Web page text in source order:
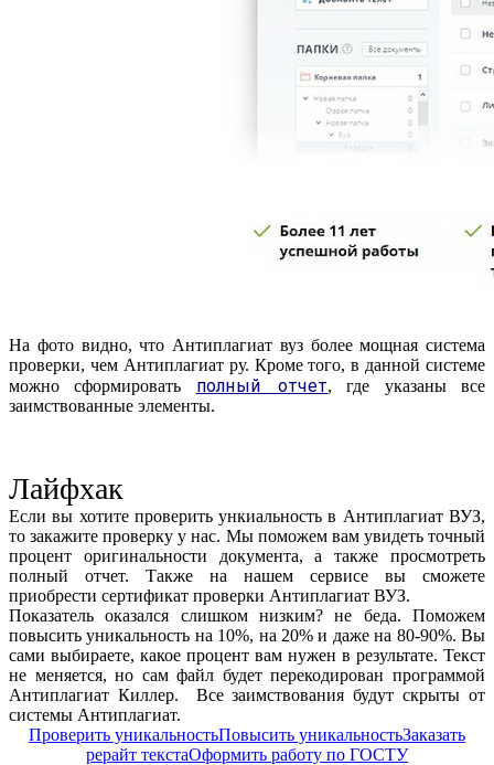
На фото видно, что Антиплагиат вуз более мощная система
проверки, чем Антиплагиат ру. Кроме того, в данной системе
можно сформировать полный отчет, где указаны все
заимствованные элементы.
Лайфхак
Если вы хотите проверить ункиальность в Антиплагиат ВУЗ,
то закажите проверку у нас. Мы поможем вам увидеть точный
процент оригинальности документа, а также просмотреть
полный отчет. Также на нашем сервисе вы сможете
приобрести сертификат проверки Антиплагиат ВУЗ.
Показатель оказался слишком низким? не беда. Поможем
повысить уникальность на 10%, на 20% и даже на 80-90%. Вы
сами выбираете, какое процент вам нужен в результате. Текст
не меняется, но сам файл будет перекодирован программой
Антиплагиат Киллер. Все заимствования будут скрыты от
системы Антиплагиат.
Проверить уникальностьПовысить уникальностьЗаказать
рерайт текстаОформить работу по ГОСТУ